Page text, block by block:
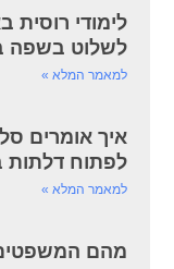
לימודי רוסית
לשלוט בשפה
למאמר המלא »
איך אומרים
לפתוח דלתות
למאמר המלא »
מהם